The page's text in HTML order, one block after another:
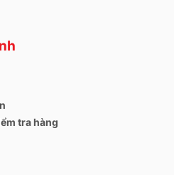
dụng với tai nghe hoặc loa
tra hàng